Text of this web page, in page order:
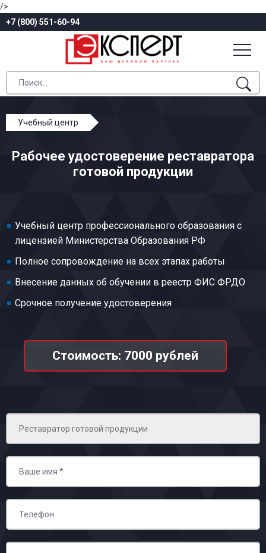
/>
+7 (800) 551-60-94
Учебный центр
Общие профессии производства текстиля
Реставратор готовой продукции
Рабочее удостоверение реставратора
готовой продукции
Учебный центр профессионального образования с
лицензией Министерства Образования РФ
Полное сопровождение на всех этапах работы
Внесение данных об обучении в реестр ФИС ФРДО
Срочное получение удостоверения
Стоимость: 7000 рублей